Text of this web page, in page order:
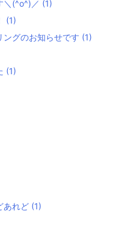
＼(^o^)／ (1)
(1)
グのお知らせです (1)
(1)
あれど (1)